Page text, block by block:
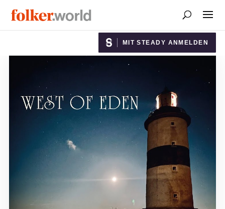
MIT STEADY ANMELDEN